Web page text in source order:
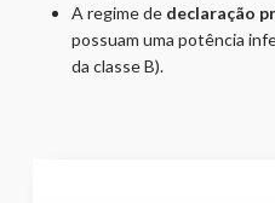
A regime de declaração
possuam uma potência
da classe B).